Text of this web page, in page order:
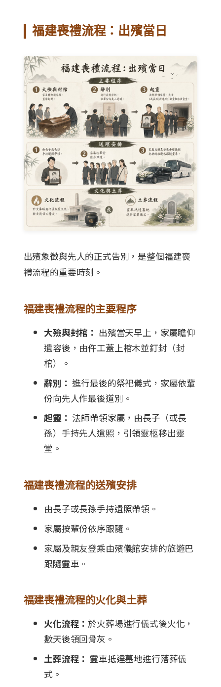
福建喪禮流程：出殯當日
出殯象徵與先人的正式告別，是整個福建喪
禮流程的重要時刻。
福建喪禮流程的主要程序
大殮與封棺： 出殯當天早上，家屬瞻仰
遺容後，由仵工蓋上棺木並釘封（封
棺）。
辭別： 進行最後的祭祀儀式，家屬依輩
份向先人作最後道別。
起靈： 法師帶領家屬，由長子（或長
孫）手持先人遺照，引領靈柩移出靈
堂。
福建喪禮流程的送殯安排
由長子或長孫手持遺照帶領。
家屬按輩份依序跟隨。
家屬及親友登乘由殯儀館安排的旅遊巴
跟隨靈車。
福建喪禮流程的火化與土葬
火化流程：於火葬場進行儀式後火化，
數天後領回骨灰。
土葬流程： 靈車抵達墓地進行落葬儀
式。